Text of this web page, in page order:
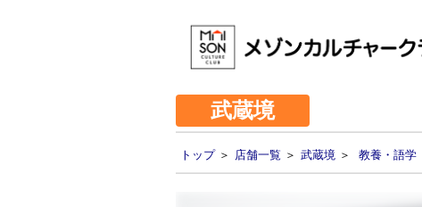
武蔵境
トップ＞ 店舗一覧 ＞ 武蔵境 ＞ 教養・語学